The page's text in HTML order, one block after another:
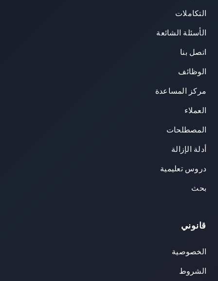
التكاملات
الأسئلة الشائعة
اتصل بنا
الوظائف
مركز المساعدة
العملاء
المصطلحات
أدلة الإزالة
دروس تعليمية
بحث
قانوني
الخصوصية
الشروط